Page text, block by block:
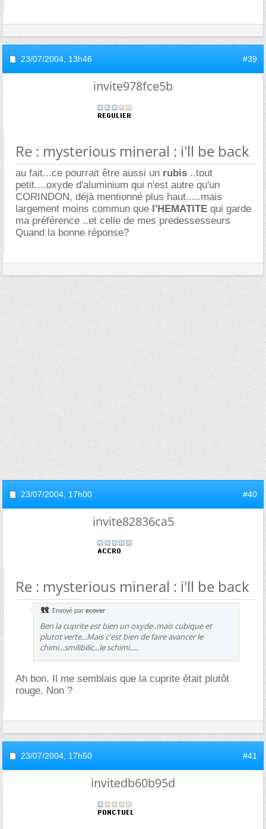
23/07/2004, 13h46 #39
invite978fce5b
Re : mysterious mineral : i'll be back
au fait...ce pourrait être aussi un rubis ..tout
petit....oxyde d'aluminium qui n'est autre qu'un
CORINDON, déjà mentionné plus haut.....mais
largement moins commun que l'HEMATITE qui garde
ma préférence ..et celle de mes predessesseurs
Quand la bonne réponse?
23/07/2004, 17h00 #40
invite82836ca5
Re : mysterious mineral : i'll be back
Envoyé par ecover
Ben la cuprite est bien un oxyde..mais cubique et
plutot verte...Mais c'est bien de faire avancer le
chimi...smilibilic...le schimi.....
Ah bon. Il me semblais que la cuprite était plutôt
rouge. Non ?
23/07/2004, 17h50 #41
invitedb60b95d